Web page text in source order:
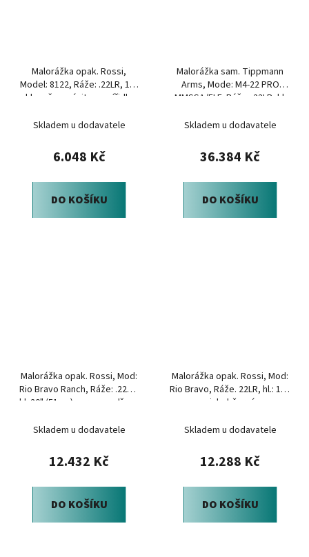
Malorážka opak. Rossi,
Model: 8122, Ráže: .22LR, 16"
hlaveň se závitem, mířidla
Skladem u dodavatele
6.048 Kč
DO KOŠÍKU
Malorážka sam. Tippmann
Arms, Mode: M4-22 PRO
MMSSA/ELF, Ráže: .22LR, hl:
Skladem u dodavatele
36.384 Kč
DO KOŠÍKU
Malorážka opak. Rossi, Mod:
Rio Bravo Ranch, Ráže: .22LR,
hl: 20" (51cm), mramor, dřevo
Skladem u dodavatele
12.432 Kč
DO KOŠÍKU
Malorážka opak. Rossi, Mod:
Rio Bravo, Ráže. 22LR, hl.: 18",
nickel-černá
Skladem u dodavatele
12.288 Kč
DO KOŠÍKU